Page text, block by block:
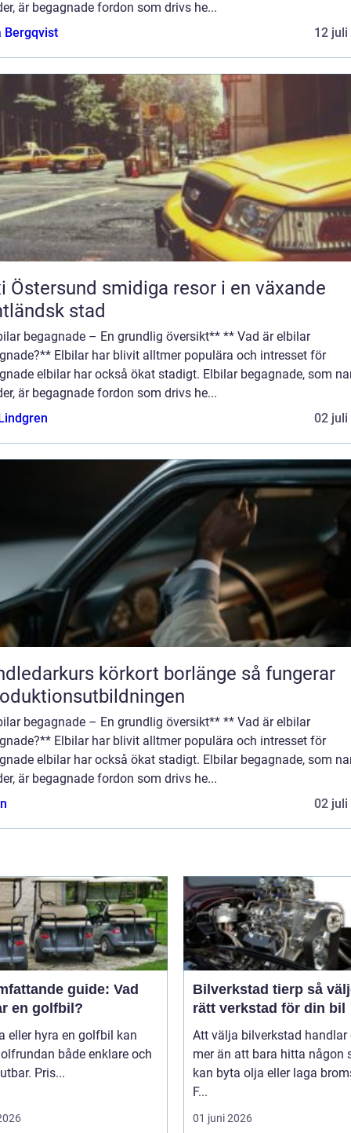
är begagnade fordon som drivs he...
Bergqvist
12 juli
smidiga resor i en växande
stad
begagnade – En grundlig översikt** ** Vad är elbilar
Elbilar har blivit alltmer populära och intresset för
elbilar har också ökat stadigt. Elbilar begagnade, som
är begagnade fordon som drivs he...
02 juli
körkort borlänge så fungerar
begagnade – En grundlig översikt** ** Vad är elbilar
Elbilar har blivit alltmer populära och intresset för
elbilar har också ökat stadigt. Elbilar begagnade, som
är begagnade fordon som drivs he...
02 juli
guide: Vad
en golfbil?
eller hyra en golfbil kan
både enklare och
Pris...
Bilverkstad tierp så väljer du
rätt verkstad för din bil
Att välja bilverkstad handlar
mer än att bara hitta någon
kan byta olja eller laga
F...
01 juni 2026